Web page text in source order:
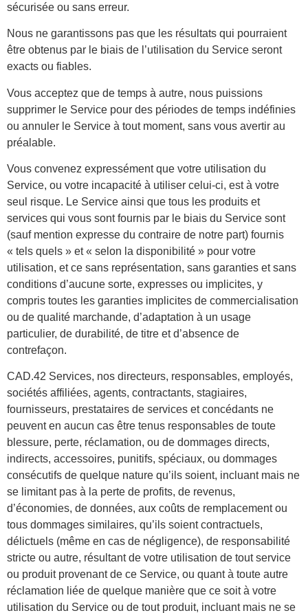
sécurisée ou sans erreur.
Nous ne garantissons pas que les résultats qui pourraient
être obtenus par le biais de l’utilisation du Service seront
exacts ou fiables.
Vous acceptez que de temps à autre, nous puissions
supprimer le Service pour des périodes de temps indéfinies
ou annuler le Service à tout moment, sans vous avertir au
préalable.
Vous convenez expressément que votre utilisation du
Service, ou votre incapacité à utiliser celui-ci, est à votre
seul risque. Le Service ainsi que tous les produits et
services qui vous sont fournis par le biais du Service sont
(sauf mention expresse du contraire de notre part) fournis
« tels quels » et « selon la disponibilité » pour votre
utilisation, et ce sans représentation, sans garanties et sans
conditions d’aucune sorte, expresses ou implicites, y
compris toutes les garanties implicites de commercialisation
ou de qualité marchande, d’adaptation à un usage
particulier, de durabilité, de titre et d’absence de
contrefaçon.
CAD.42 Services, nos directeurs, responsables, employés,
sociétés affiliées, agents, contractants, stagiaires,
fournisseurs, prestataires de services et concédants ne
peuvent en aucun cas être tenus responsables de toute
blessure, perte, réclamation, ou de dommages directs,
indirects, accessoires, punitifs, spéciaux, ou dommages
consécutifs de quelque nature qu’ils soient, incluant mais ne
se limitant pas à la perte de profits, de revenus,
d’économies, de données, aux coûts de remplacement ou
tous dommages similaires, qu’ils soient contractuels,
délictuels (même en cas de négligence), de responsabilité
stricte ou autre, résultant de votre utilisation de tout service
ou produit provenant de ce Service, ou quant à toute autre
réclamation liée de quelque manière que ce soit à votre
utilisation du Service ou de tout produit, incluant mais ne se